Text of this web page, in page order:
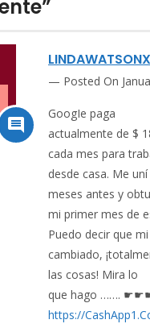

LINDAWATSONX
Posted On
GoogIe paga
actualmente de $
cada mes para
desde casa. Me
meses antes y
mi primer mes de
Puedo decir que
cambiado,
las cosas! Mira lo
que hago …….
https://